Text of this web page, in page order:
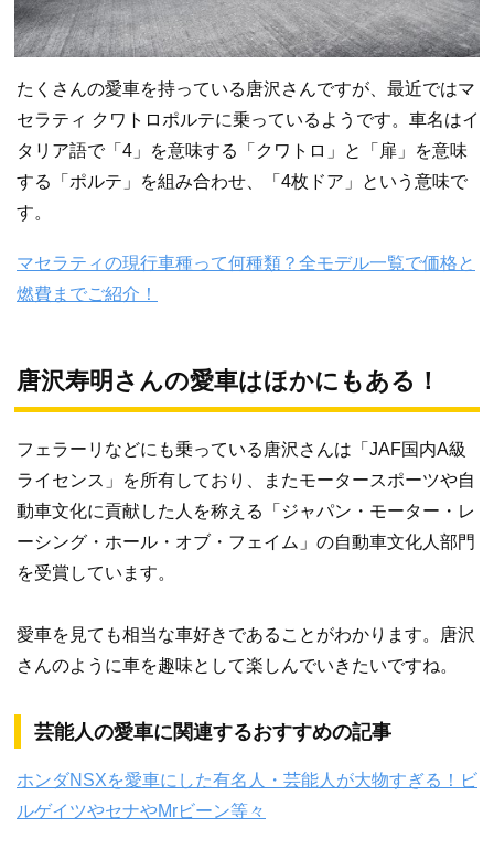
たくさんの愛車を持っている唐沢さんですが、最近ではマ
セラティ クワトロポルテに乗っているようです。車名はイ
タリア語で「4」を意味する「クワトロ」と「扉」を意味
する「ポルテ」を組み合わせ、「4枚ドア」という意味で
す。
マセラティの現行車種って何種類？全モデル一覧で価格と
燃費までご紹介！
唐沢寿明さんの愛車はほかにもある！
フェラーリなどにも乗っている唐沢さんは「JAF国内A級
ライセンス」を所有しており、またモータースポーツや自
動車文化に貢献した人を称える「ジャパン・モーター・レ
ーシング・ホール・オブ・フェイム」の自動車文化人部門
を受賞しています。
愛車を見ても相当な車好きであることがわかります。唐沢
さんのように車を趣味として楽しんでいきたいですね。
芸能人の愛車に関連するおすすめの記事
ホンダNSXを愛車にした有名人・芸能人が大物すぎる！ビ
ルゲイツやセナやMrビーン等々